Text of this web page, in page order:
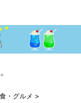
・グルメ >